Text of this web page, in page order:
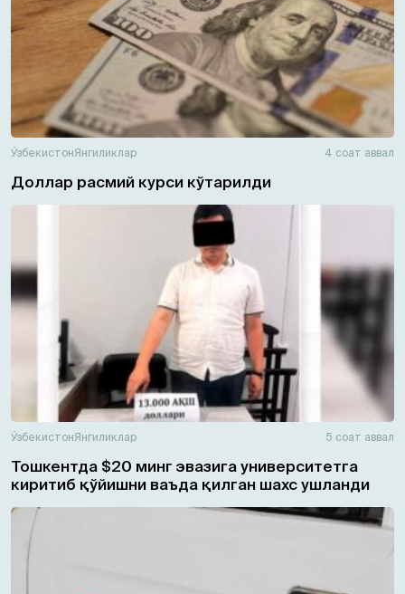
ЎзбекистонЯнгиликлар 4 соат аввал
Доллар расмий курси кўтарилди
ЎзбекистонЯнгиликлар 5 соат аввал
Тошкентда $20 минг эвазига университетга
киритиб қўйишни ваъда қилган шахс ушланди